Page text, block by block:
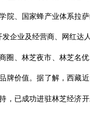
、国家蜂产业体系拉萨
企业及经营商、网红达人
圈、林芝夜市、林芝名
牌价值。据了解，西藏
，已成功进驻林芝经济